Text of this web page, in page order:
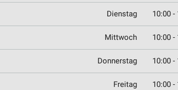
Dienstag 10:00 -
Mittwoch 10:00 -
Donnerstag 10:00 -
Freitag 10:00 -